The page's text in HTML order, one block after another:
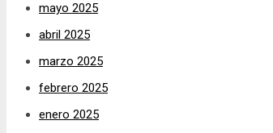
mayo 2025
abril 2025
marzo 2025
febrero 2025
enero 2025